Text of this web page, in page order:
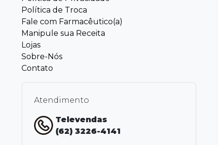
Política de Troca
Fale com Farmacêutico(a)
Manipule sua Receita
Lojas
Sobre-Nós
Contato
Atendimento
Televendas
(62) 3226-4141